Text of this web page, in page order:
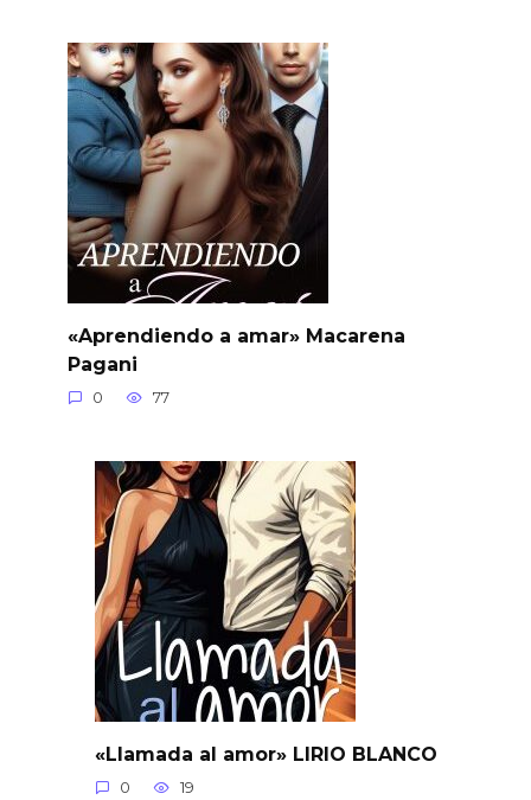
«Aprendiendo a amar» Macarena
Pagani
0 77
«Llamada al amor» LIRIO BLANCO
0 19